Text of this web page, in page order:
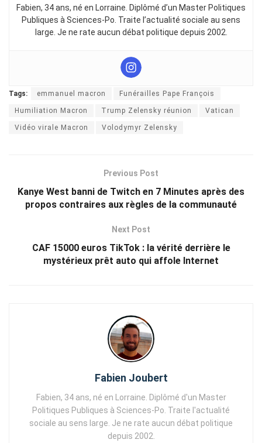
Fabien, 34 ans, né en Lorraine. Diplômé d’un Master Politiques
Publiques à Sciences-Po. Traite l’actualité sociale au sens
large. Je ne rate aucun débat politique depuis 2002.
Tags: emmanuel macron Funérailles Pape François
Humiliation Macron Trump Zelensky réunion Vatican
Vidéo virale Macron Volodymyr Zelensky
Previous Post
Kanye West banni de Twitch en 7 Minutes après des
propos contraires aux règles de la communauté
Next Post
CAF 15000 euros TikTok : la vérité derrière le
mystérieux prêt auto qui affole Internet
Fabien Joubert
Fabien, 34 ans, né en Lorraine. Diplômé d'un Master
Politiques Publiques à Sciences-Po. Traite l'actualité
sociale au sens large. Je ne rate aucun débat politique
depuis 2002.